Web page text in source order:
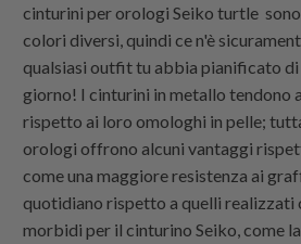
cinturini per orologi Seiko turtle
colori diversi, quindi ce n'è
qualsiasi outfit tu abbia pianificato di
giorno! I cinturini in metallo tendono
rispetto ai loro omologhi in pelle;
orologi offrono alcuni vantaggi
come una maggiore resistenza ai
quotidiano rispetto a quelli realizzati
morbidi per il cinturino Seiko, come